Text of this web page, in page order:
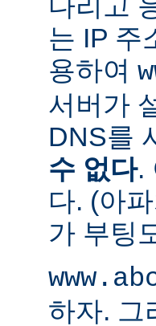
는 IP 주
용하여
서버가
DNS를
수 없다.
다. (아
가 부팅
하자. 그